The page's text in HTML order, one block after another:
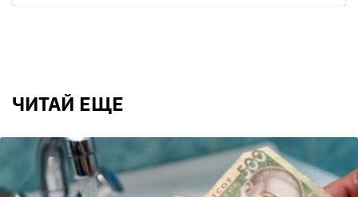
ЧИТАЙ ЕЩЕ